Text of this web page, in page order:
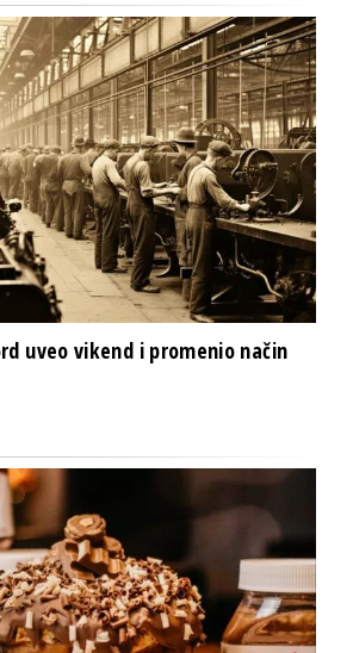
uveo vikend i promenio način